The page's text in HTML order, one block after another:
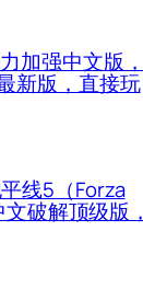
加强中文版，
新版，直接玩
线5（Forza
破解顶级版，